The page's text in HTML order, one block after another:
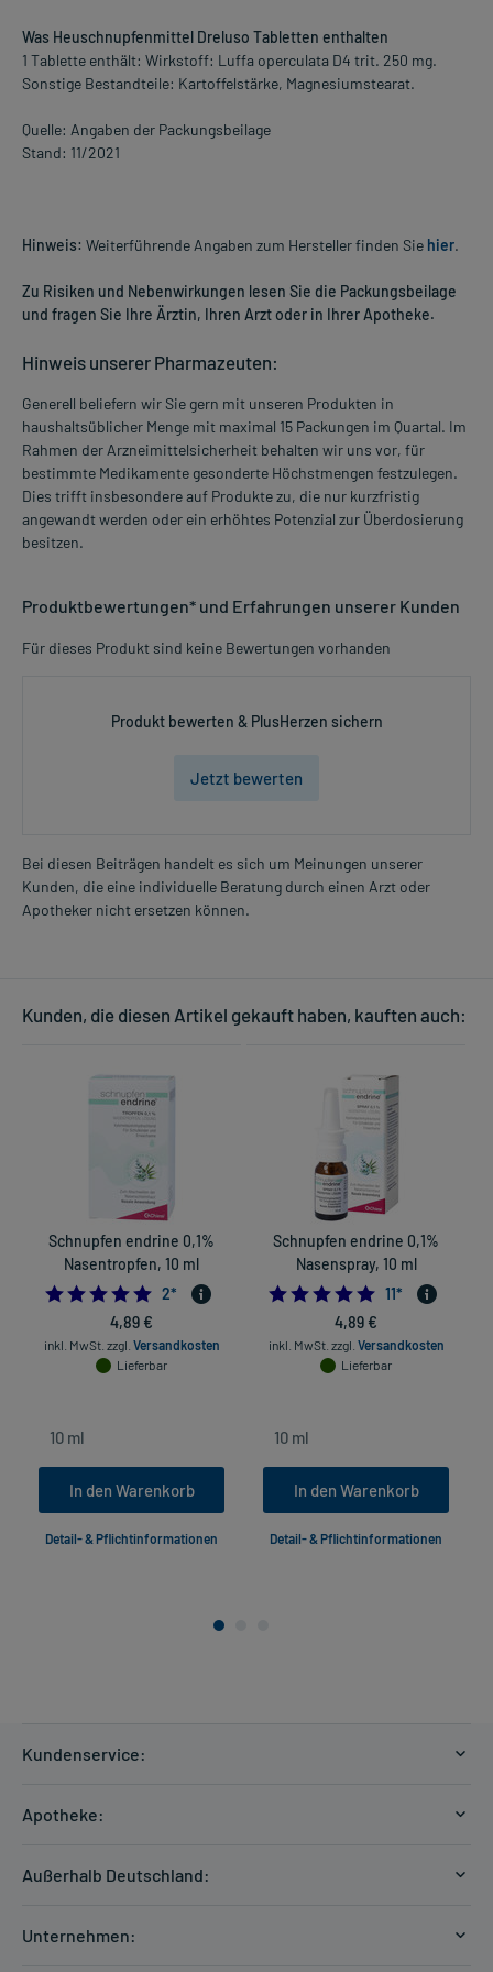
Was Heuschnupfenmittel Dreluso Tabletten enthalten
1 Tablette enthält: Wirkstoff: Luffa operculata D4 trit. 250 mg.
Sonstige Bestandteile: Kartoffelstärke, Magnesiumstearat.
Quelle: Angaben der Packungsbeilage
Stand: 11/2021
Hinweis: Weiterführende Angaben zum Hersteller finden Sie hier.
Zu Risiken und Nebenwirkungen lesen Sie die Packungsbeilage
und fragen Sie Ihre Ärztin, Ihren Arzt oder in Ihrer Apotheke.
Hinweis unserer Pharmazeuten:
Generell beliefern wir Sie gern mit unseren Produkten in
haushaltsüblicher Menge mit maximal 15 Packungen im Quartal. Im
Rahmen der Arzneimittelsicherheit behalten wir uns vor, für
bestimmte Medikamente gesonderte Höchstmengen festzulegen.
Dies trifft insbesondere auf Produkte zu, die nur kurzfristig
angewandt werden oder ein erhöhtes Potenzial zur Überdosierung
besitzen.
Produktbewertungen* und Erfahrungen unserer Kunden
Für dieses Produkt sind keine Bewertungen vorhanden
Produkt bewerten & PlusHerzen sichern
Jetzt bewerten
Bei diesen Beiträgen handelt es sich um Meinungen unserer
Kunden, die eine individuelle Beratung durch einen Arzt oder
Apotheker nicht ersetzen können.
Kunden, die diesen Artikel gekauft haben, kauften auch:
Schnupfen endrine 0,1%
Nasentropfen, 10 ml
5.0
2*
4,89 €
inkl. MwSt. zzgl. Versandkosten
Lieferbar
In den Warenkorb
Detail- & Pflichtinformationen
Schnupfen endrine 0,1%
Nasenspray, 10 ml
5.0
11*
4,89 €
inkl. MwSt. zzgl. Versandkosten
Lieferbar
In den Warenkorb
Detail- & Pflichtinformationen
Kundenservice:
Hilfe
Apotheke:
Außerhalb Deutschland:
Unternehmen: